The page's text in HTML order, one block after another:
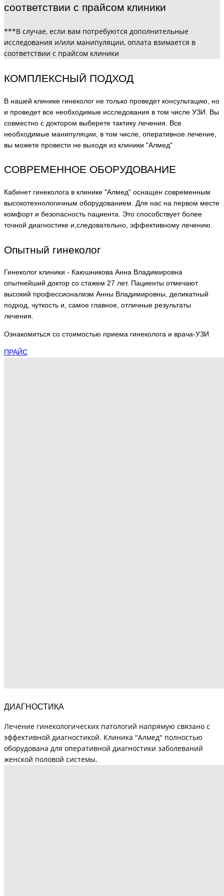
соответствии с прайсом клиники
***В случае, если вам потребуются дополнительные
исследования и/или манипуляции, оплата взимается в
соответствии с прайсом клиники
КОМПЛЕКСНЫЙ ПОДХОД
В нашей клинике гинеколог не только проведет консультацию, но
и проведет все необходимые исследования в том числе УЗИ. Вы
совместно с доктором выберете тактику лечения. Все
необходимые манипуляции, в том числе, оперативное лечение,
вы можете провести не выходя из клиники "Алмед"
СОВРЕМЕННОЕ ОБОРУДОВАНИЕ
Кабинет гинеколога в клинике "Алмед" оснащен современным
высокотехнологичным оборудованием. Для нас на первом месте
комфорт и безопасность пациента. Это способствует более
точной диагностике и,следовательно, эффективному лечению.
Опытный гинеколог
Гинеколог клиники - Каюшникова Анна Владимировна
опытнейший доктор со стажем 27 лет. Пациенты отмечают
высокий профессионализм Анны Владимировны, деликатный
подход, чуткость и, самое главное, отличные результаты
лечения.
Ознакомиться со стоимостью приема гинеколога и врача-УЗИ
ПРАЙС
ДИАГНОСТИКА
Лечение гинекологических патологий напрямую связано с
эффективной диагностикой. Клиника "Алмед" полностью
оборудована для оперативной диагностики заболеваний
женской половой системы.